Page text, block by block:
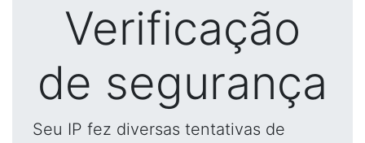
Verificação
de segurança
Seu IP fez diversas tentativas de